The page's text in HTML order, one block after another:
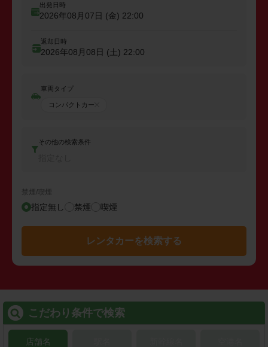
出発日時
2026年08月07日 (金) 22:00
返却日時
2026年08月08日 (土) 22:00
車両タイプ
コンパクトカー
その他の検索条件
禁煙/喫煙
指定無し 禁煙 喫煙
レンタカーを検索する
こだわり条件で検索
店舗名